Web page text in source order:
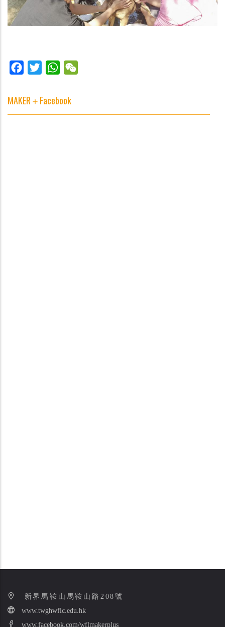
FacebookTwitterWhatsApp
MAKER＋Facebook
新界馬鞍山馬鞍山路208號
www.twghwflc.edu.hk
www.facebook.com/wflmakerplus